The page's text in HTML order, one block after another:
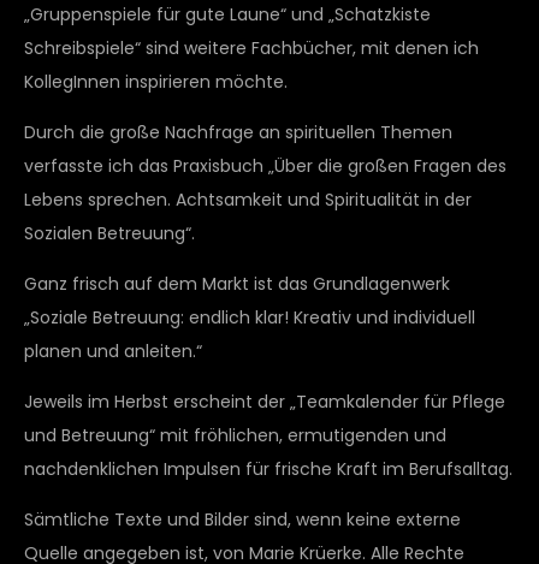
„Gruppenspiele für gute Laune“ und „Schatzkiste
Schreibspiele“ sind weitere Fachbücher, mit denen ich
KollegInnen inspirieren möchte.
Durch die große Nachfrage an spirituellen Themen
verfasste ich das Praxisbuch „Über die großen Fragen des
Lebens sprechen. Achtsamkeit und Spiritualität in der
Sozialen Betreuung“.
Ganz frisch auf dem Markt ist das Grundlagenwerk
„Soziale Betreuung: endlich klar! Kreativ und individuell
planen und anleiten.“
Jeweils im Herbst erscheint der „Teamkalender für Pflege
und Betreuung“ mit fröhlichen, ermutigenden und
nachdenklichen Impulsen für frische Kraft im Berufsalltag.
Sämtliche Texte und Bilder sind, wenn keine externe
Quelle angegeben ist, von Marie Krüerke. Alle Rechte